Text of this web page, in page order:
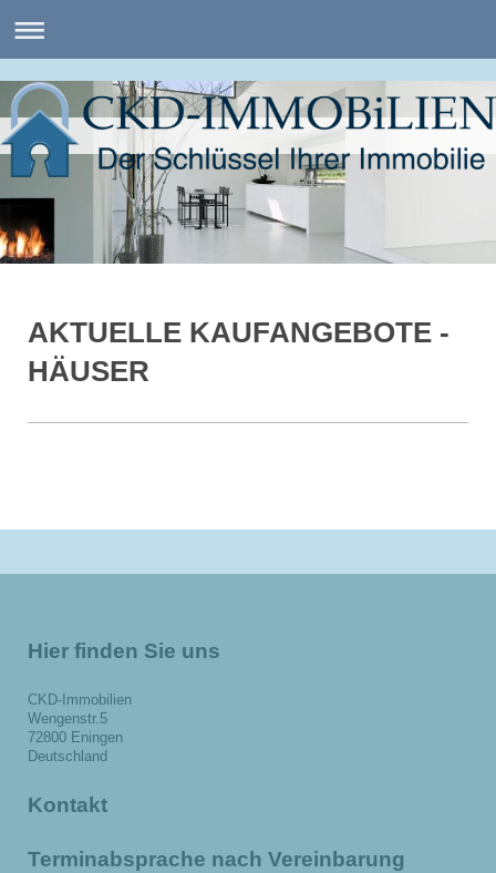
AKTUELLE KAUFANGEBOTE -
HÄUSER
Hier finden Sie uns
CKD-Immobilien
Wengenstr.5
72800 Eningen
Deutschland
Kontakt
Terminabsprache nach Vereinbarung